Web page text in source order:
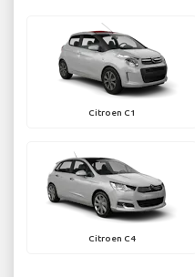
Citroen C1
Citroen C4